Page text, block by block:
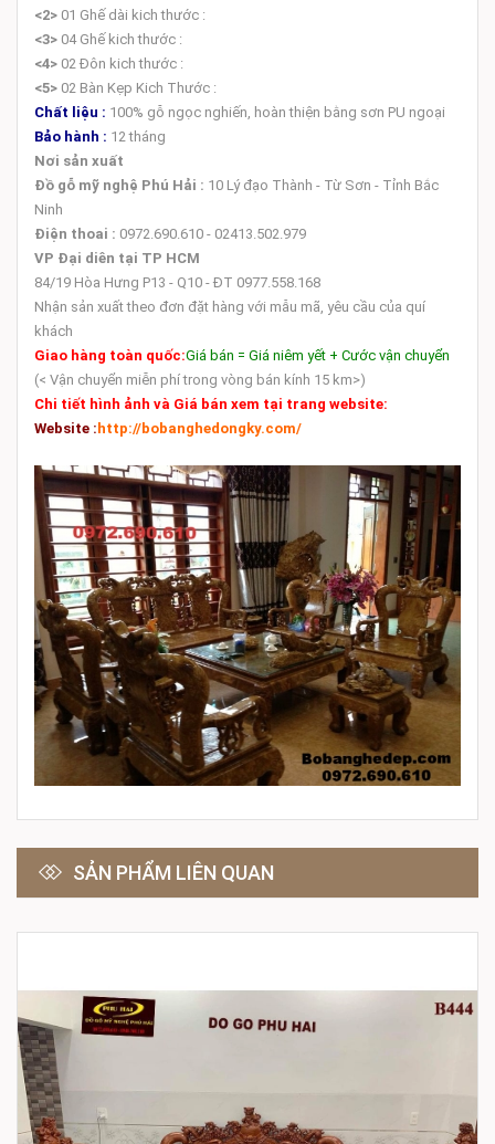
<2> 01 Ghế dài kich thước :
<3> 04 Ghế kich thước :
<4> 02 Đôn kich thước :
<5> 02 Bàn Kẹp Kich Thước :
Chất liệu : 100% gỗ ngọc nghiến, hoàn thiện bằng sơn PU ngoại
Bảo hành : 12 tháng
Nơi sản xuất
Đồ gỗ mỹ nghệ Phú Hải : 10 Lý đạo Thành - Từ Sơn - Tỉnh Bắc
Ninh
Điện thoai : 0972.690.610 - 02413.502.979
VP Đại diên tại TP HCM
84/19 Hòa Hưng P13 - Q10 - ĐT 0977.558.168
Nhận sản xuất theo đơn đặt hàng với mẫu mã, yêu cầu của quí
khách
Giao hàng toàn quốc:Giá bán = Giá niêm yết + Cước vận chuyển
(< Vận chuyển miễn phí trong vòng bán kính 15 km>)
Chi tiết hình ảnh và Giá bán xem tại trang website:
Website : http://bobanghedongky.com/
SẢN PHẨM LIÊN QUAN